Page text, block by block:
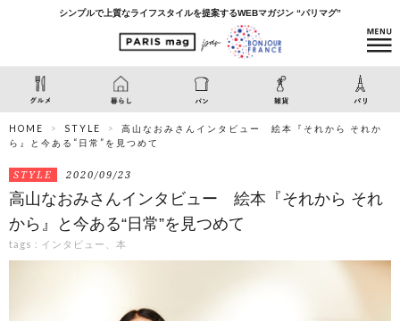
シンプルで上質なライフスタイルを提案するWEBマガジン “パリマグ”
HOME STYLE
高山なおみさんインタビュー 絵本『それから それか
ら』と今ある“日常”を見つめて
STYLE 2020/09/23
高山なおみさんインタビュー 絵本『それから それ
から』と今ある“日常”を見つめて
tags : インタビュー、本